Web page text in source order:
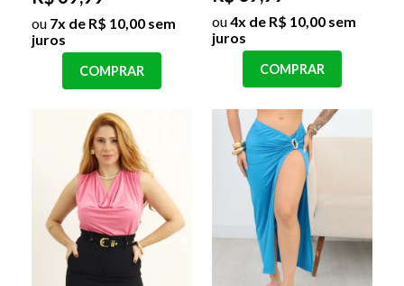
ou 7x de R$ 10,00 sem
juros
COMPRAR
ou4x de R$ 10,00 sem
juros
COMPRAR